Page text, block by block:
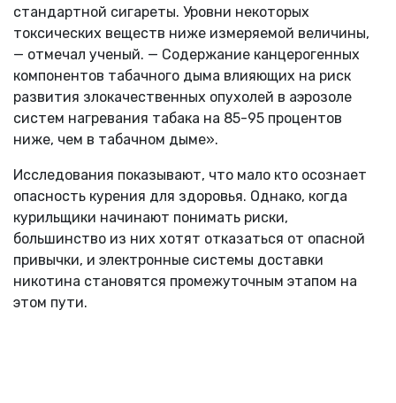
стандартной сигареты. Уровни некоторых
токсических веществ ниже измеряемой величины,
— отмечал ученый. — Содержание канцерогенных
компонентов табачного дыма влияющих на риск
развития злокачественных опухолей в аэрозоле
систем нагревания табака на 85-95 процентов
ниже, чем в табачном дыме».
Исследования показывают, что мало кто осознает
опасность курения для здоровья. Однако, когда
курильщики начинают понимать риски,
большинство из них хотят отказаться от опасной
привычки, и электронные системы доставки
никотина становятся промежуточным этапом на
этом пути.